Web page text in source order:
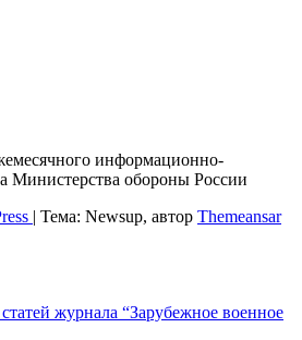
информационно-
Министерства обороны России
| Тема: Newsup, автор Themeansar
журнала “Зарубежное военное